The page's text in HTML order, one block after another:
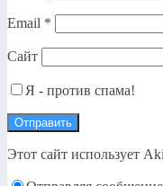
Email *
Сайт
Я - против спама!
Этот сайт использует